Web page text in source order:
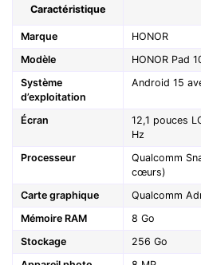
Caractéristique
Marque
HONOR
Modèle
HONOR Pad
Système
d’exploitation
Android 15
Écran
12,1 pouces
Hz
Processeur
Qualcomm
cœurs)
Carte graphique
Qualcomm
Mémoire RAM
8 Go
Stockage
256 Go